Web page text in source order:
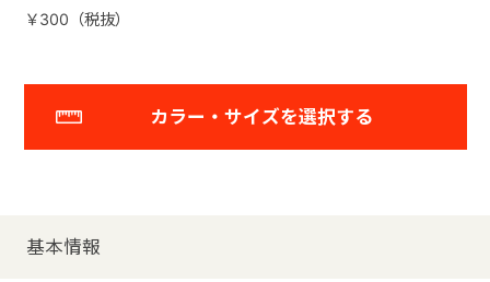
￥300（税抜）
カラー・サイズを選択する
基本情報